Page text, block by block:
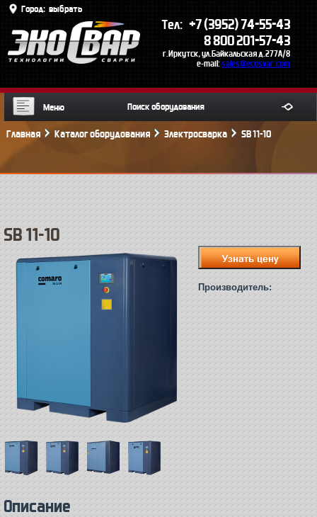
Город: выбрать
Тел: +7 (3952) 74-55-43
8 800 201-57-43
г.Иркутск, ул.Байкальская д.277А/8
e-mail:sales@ecosvar.com
Меню
Главная Каталог оборудования Электросварка SB 11-10
SB 11-10
Производитель:
Описание